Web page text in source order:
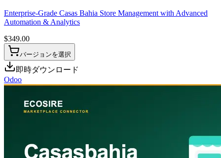
Enterprise-Grade Casas Bahia Store Management with Advanced
Automation & Analytics
$349.00
バージョンを選択
即時ダウンロード
Odoo